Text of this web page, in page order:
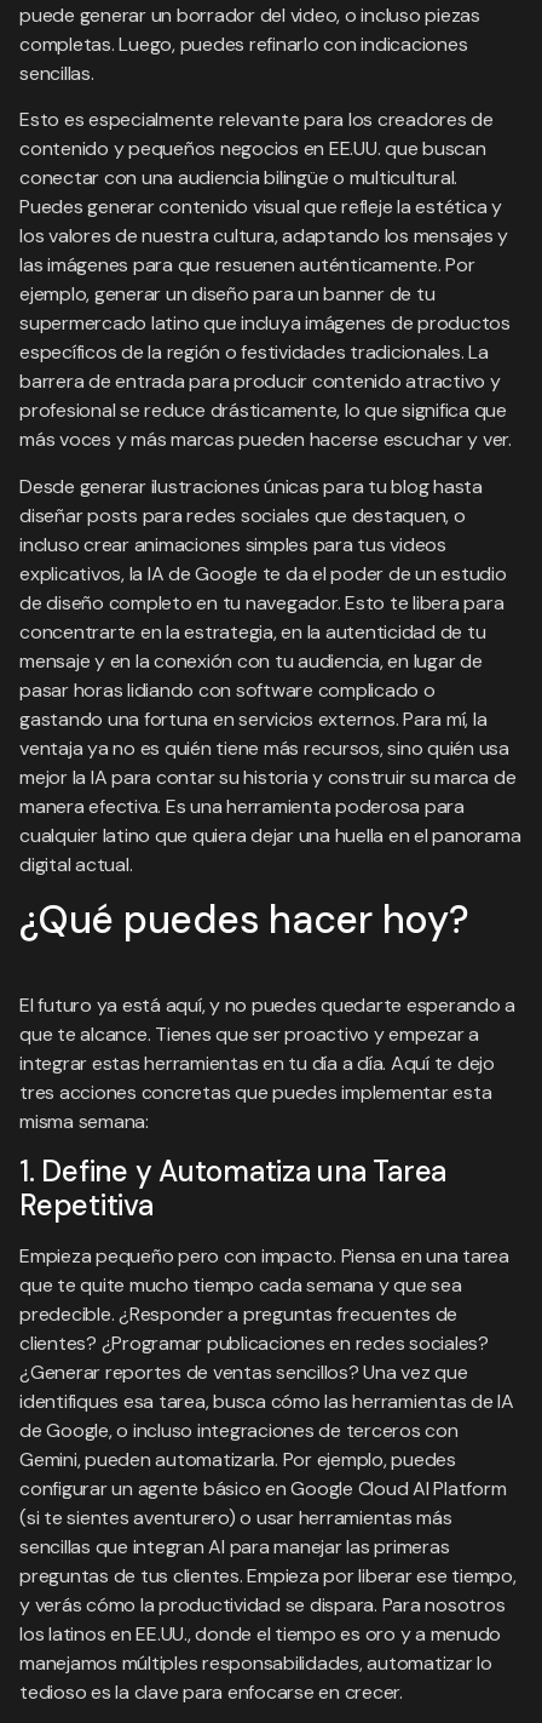
puede generar un borrador del video, o incluso piezas
completas. Luego, puedes refinarlo con indicaciones
sencillas.
Esto es especialmente relevante para los creadores de
contenido y pequeños negocios en EE.UU. que buscan
conectar con una audiencia bilingüe o multicultural.
Puedes generar contenido visual que refleje la estética y
los valores de nuestra cultura, adaptando los mensajes y
las imágenes para que resuenen auténticamente. Por
ejemplo, generar un diseño para un banner de tu
supermercado latino que incluya imágenes de productos
específicos de la región o festividades tradicionales. La
barrera de entrada para producir contenido atractivo y
profesional se reduce drásticamente, lo que significa que
más voces y más marcas pueden hacerse escuchar y ver.
Desde generar ilustraciones únicas para tu blog hasta
diseñar posts para redes sociales que destaquen, o
incluso crear animaciones simples para tus videos
explicativos, la IA de Google te da el poder de un estudio
de diseño completo en tu navegador. Esto te libera para
concentrarte en la estrategia, en la autenticidad de tu
mensaje y en la conexión con tu audiencia, en lugar de
pasar horas lidiando con software complicado o
gastando una fortuna en servicios externos. Para mí, la
ventaja ya no es quién tiene más recursos, sino quién usa
mejor la IA para contar su historia y construir su marca de
manera efectiva. Es una herramienta poderosa para
cualquier latino que quiera dejar una huella en el panorama
digital actual.
¿Qué puedes hacer hoy?
El futuro ya está aquí, y no puedes quedarte esperando a
que te alcance. Tienes que ser proactivo y empezar a
integrar estas herramientas en tu día a día. Aquí te dejo
tres acciones concretas que puedes implementar esta
misma semana:
1. Define y Automatiza una Tarea
Repetitiva
Empieza pequeño pero con impacto. Piensa en una tarea
que te quite mucho tiempo cada semana y que sea
predecible. ¿Responder a preguntas frecuentes de
clientes? ¿Programar publicaciones en redes sociales?
¿Generar reportes de ventas sencillos? Una vez que
identifiques esa tarea, busca cómo las herramientas de IA
de Google, o incluso integraciones de terceros con
Gemini, pueden automatizarla. Por ejemplo, puedes
configurar un agente básico en Google Cloud AI Platform
(si te sientes aventurero) o usar herramientas más
sencillas que integran AI para manejar las primeras
preguntas de tus clientes. Empieza por liberar ese tiempo,
y verás cómo la productividad se dispara. Para nosotros
los latinos en EE.UU., donde el tiempo es oro y a menudo
manejamos múltiples responsabilidades, automatizar lo
tedioso es la clave para enfocarse en crecer.